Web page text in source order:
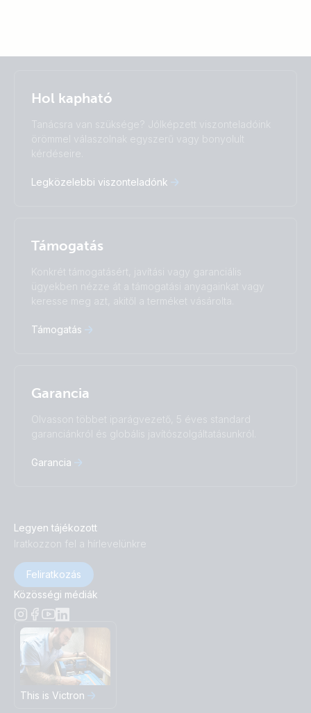
Magyar
Change language
Čeština
Dansk
Deutsch
Italiano
Magyar
Suomalainen
Русский
Українська
中國人
Stay up to date
Subscribe
Hol kapható
Tanácsra van szüksége? Jólképzett viszonteladóink
örömmel válaszolnak egyszerű vagy bonyolult
kérdéseire.
Legközelebbi viszonteladónk
Támogatás
Konkrét támogatásért, javítási vagy garanciális
ügyekben nézze át a támogatási anyagainkat vagy
keresse meg azt, akitől a terméket vásárolta.
Támogatás
Garancia
Olvasson többet iparágvezető, 5 éves standard
garanciánkról és globális javítószolgáltatásunkról.
Garancia
Legyen tájékozott
Iratkozzon fel a hírlevelünkre
Feliratkozás
Közösségi médiák
This is Victron